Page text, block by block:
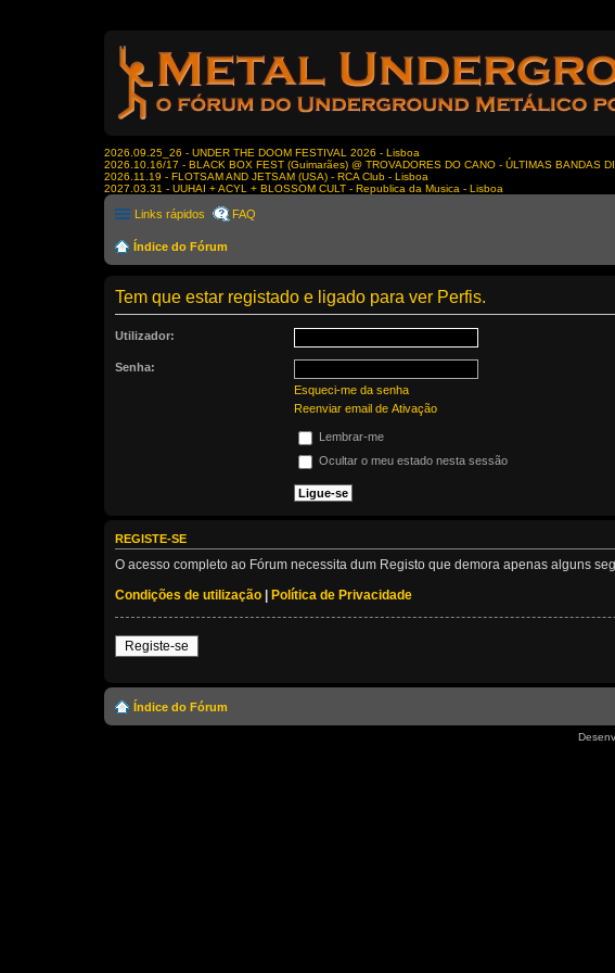
2026.09.25_26 - UNDER THE DOOM FESTIVAL 2026 - Lisboa
2026.10.16/17 - BLACK BOX FEST (Guimarães) @ TROVADORES DO CANO - ÚLTIMAS BANDAS
2026.11.19 - FLOTSAM AND JETSAM (USA) - RCA Club - Lisboa
2027.03.31 - UUHAI + ACYL + BLOSSOM CULT - Republica da Musica - Lisboa
Links rápidos FAQ
Índice do Fórum
Tem que estar registado e ligado para ver Perfis.
Utilizador:
Senha:
Esqueci-me da senha
Reenviar email de Ativação
Lembrar-me
Ocultar o meu estado nesta sessão
REGISTE-SE
O acesso completo ao Fórum necessita dum Registo que demora apenas alguns
Condições de utilização | Política de Privacidade
Registe-se
Índice do Fórum